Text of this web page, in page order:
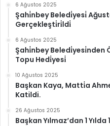
6 Ağustos 2025
Şahi̇nbey Beledi̇yesi̇
Gerçekleşti̇ri̇ldi̇
6 Ağustos 2025
Şahi̇nbey Beledi̇yesi̇nden
Topu Hedi̇yesi̇
10 Ağustos 2025
Başkan Kaya, Matti̇a
Katildi.
26 Ağustos 2025
Başkan Yılmaz’dan 1 Yılda